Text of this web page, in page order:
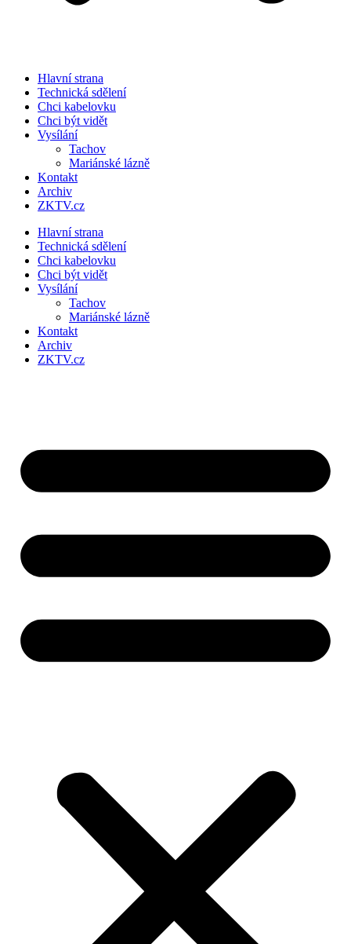
Hlavní strana
Technická sdělení
Chci kabelovku
Chci být vidět
Vysílání
Tachov
Mariánské lázně
Kontakt
Archiv
ZKTV.cz
Hlavní strana
Technická sdělení
Chci kabelovku
Chci být vidět
Vysílání
Tachov
Mariánské lázně
Kontakt
Archiv
ZKTV.cz